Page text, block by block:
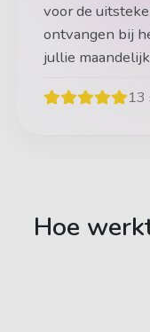
voor de
ontvangen bij
jullie
13
Hoe